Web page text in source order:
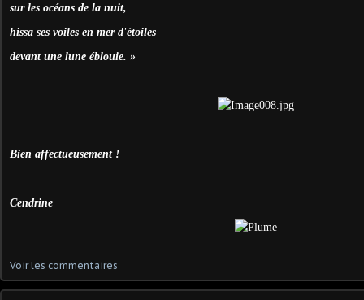
sur les océans de la nuit,
hissa ses voiles en mer d'étoiles
devant une lune éblouie. »
Bien affectueusement !
Cendrine
Voir les commentaires